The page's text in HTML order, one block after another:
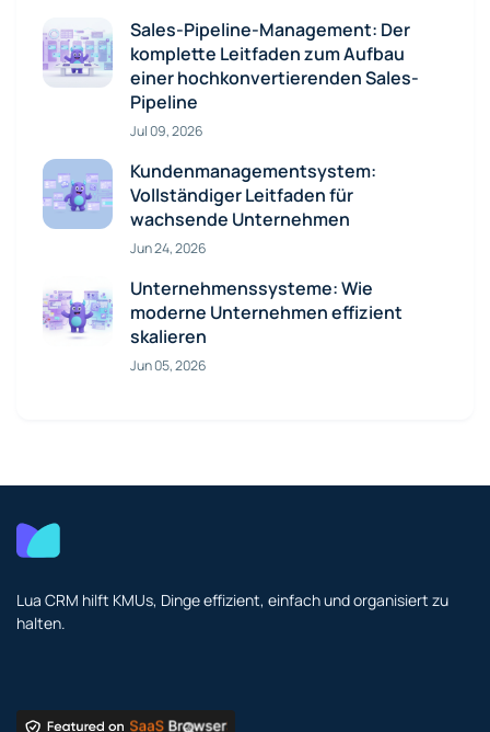
Sales-Pipeline-Management: Der
komplette Leitfaden zum Aufbau
einer hochkonvertierenden Sales-
Pipeline
Jul 09, 2026
Kundenmanagementsystem:
Vollständiger Leitfaden für
wachsende Unternehmen
Jun 24, 2026
Unternehmenssysteme: Wie
moderne Unternehmen effizient
skalieren
Jun 05, 2026
Lua CRM hilft KMUs, Dinge effizient, einfach und organisiert zu
halten.